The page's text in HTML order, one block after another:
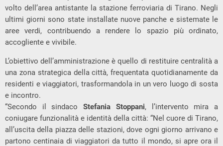
volto dell’area antistante la stazione ferroviaria di Tirano. Negli
ultimi giorni sono state installate nuove panche e sistemate le
aree verdi, contribuendo a rendere lo spazio più ordinato,
accogliente e vivibile.
L’obiettivo dell’amministrazione è quello di restituire centralità a
una zona strategica della città, frequentata quotidianamente da
residenti e viaggiatori, trasformandola in un vero luogo di sosta
e incontro.
“Secondo il sindacoStefania Stoppani, l’intervento mira a
coniugare funzionalità e identità della città: “Nel cuore di Tirano,
all’uscita della piazza delle stazioni, dove ogni giorno arrivano e
partono centinaia di viaggiatori da tutto il mondo, si apre ora il